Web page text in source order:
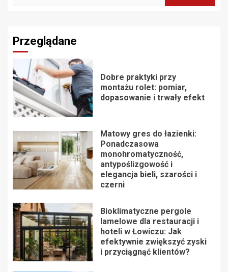
Przeglądane
Dobre praktyki przy
montażu rolet: pomiar,
dopasowanie i trwały efekt
Matowy gres do łazienki:
Ponadczasowa
monohromatyczność,
antypoślizgowość i
elegancja bieli, szarości i
czerni
Bioklimatyczne pergole
lamelowe dla restauracji i
hoteli w Łowiczu: Jak
efektywnie zwiększyć zyski
i przyciągnąć klientów?